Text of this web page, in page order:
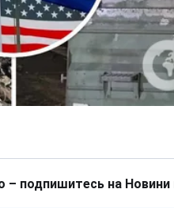
– подпишитесь на Новини